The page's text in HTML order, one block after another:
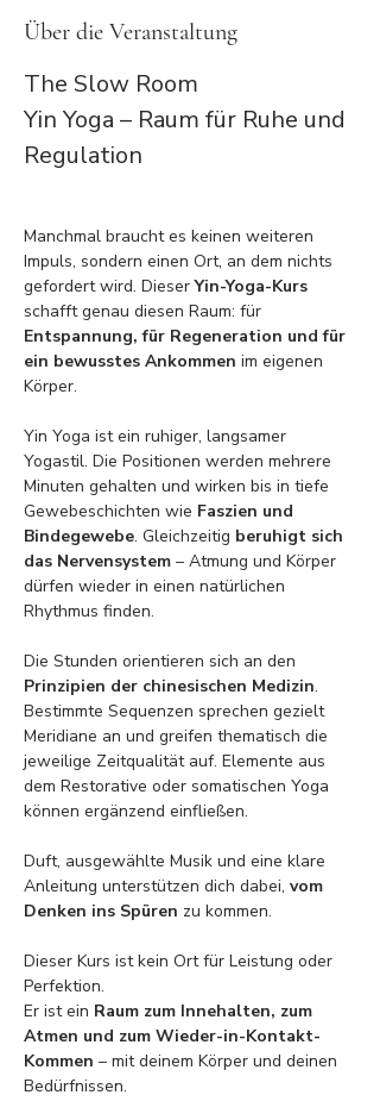
Über die Veranstaltung
The Slow Room
Yin Yoga – Raum für Ruhe und
Regulation
Manchmal braucht es keinen weiteren
Impuls, sondern einen Ort, an dem nichts
gefordert wird. Dieser Yin-Yoga-Kurs
schafft genau diesen Raum: für
Entspannung, für Regeneration und für
ein bewusstes Ankommen im eigenen
Körper.
Yin Yoga ist ein ruhiger, langsamer
Yogastil. Die Positionen werden mehrere
Minuten gehalten und wirken bis in tiefe
Gewebeschichten wie Faszien und
Bindegewebe. Gleichzeitig beruhigt sich
das Nervensystem – Atmung und Körper
dürfen wieder in einen natürlichen
Rhythmus finden.
Die Stunden orientieren sich an den
Prinzipien der chinesischen Medizin.
Bestimmte Sequenzen sprechen gezielt
Meridiane an und greifen thematisch die
jeweilige Zeitqualität auf. Elemente aus
dem Restorative oder somatischen Yoga
können ergänzend einfließen.
Duft, ausgewählte Musik und eine klare
Anleitung unterstützen dich dabei, vom
Denken ins Spüren zu kommen.
Dieser Kurs ist kein Ort für Leistung oder
Perfektion.
Er ist ein Raum zum Innehalten, zum
Atmen und zum Wieder-in-Kontakt-
Kommen – mit deinem Körper und deinen
Bedürfnissen.